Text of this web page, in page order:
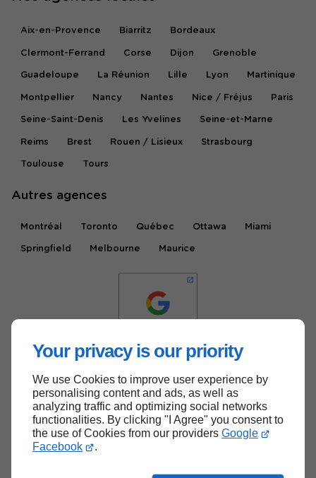
Your privacy is our priority
We use Cookies to improve user experience by
personalising content and ads, as well as
analyzing traffic and optimizing social networks
functionalities. By clicking "I Agree" you consent to
the use of Cookies from our providers Google
Facebook
.
Aix-en-Provence Biarritz Bordeaux
Clermont-Ferrand Corse Dijon Grenoble
Guadeloupe La Réunion Lille Lyon Martinique
Montpellier Nancy Nantes Nice / Fréjus Paris
Seine-Saint-Denis Les Yvelines Seine-et-Marne
Reims Brest Rouen / Lisieux Strasbourg
Toulouse Tours
Autres agences
Montréal Toronto Québec Ottawa Miami
Springfield Melbourne Maurice
Haut de page